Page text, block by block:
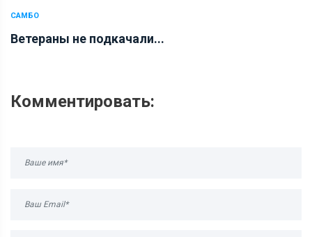
САМБО
Ветераны не подкачали...
Комментировать: